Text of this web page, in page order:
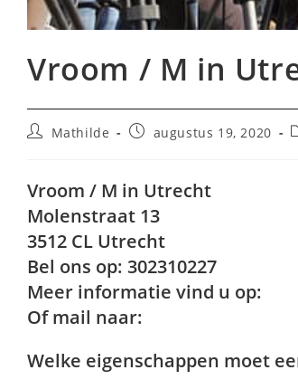
Vroom / M in
BerichtMathilde
Berichtaugustus 19, 2020
Vroom / M in Utrecht
Molenstraat 13
3512 CL Utrecht
Bel ons op: 302310227
Meer informatie vind u op:
Of mail naar:
Welke eigenschappen moet